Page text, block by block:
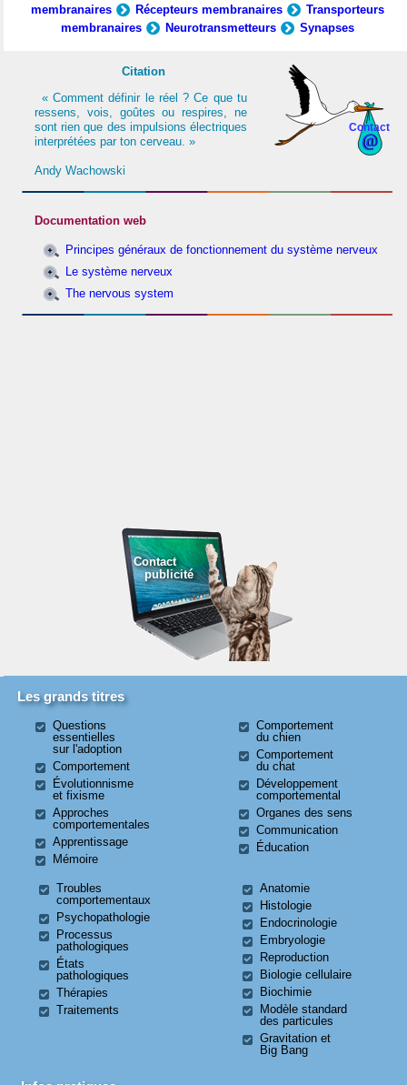
membranaires
Récepteurs membranaires
Transporteurs
membranaires
Neurotransmetteurs Synapses
Contact
Citation
« Comment définir le réel ? Ce que tu
ressens, vois, goûtes ou respires, ne
sont rien que des impulsions électriques
interprétées par ton cerveau. »
Andy Wachowski
Documentation web
Principes généraux de fonctionnement du système nerveux
Le système nerveux
The nervous system
Contact
publicité
Les grands titres
Questions
essentielles
sur l'adoption
Comportement
Évolutionnisme
et fixisme
Approches
comportementales
Apprentissage
Mémoire
Comportement
du chien
Comportement
du chat
Développement
comportemental
Organes des sens
Communication
Éducation
Troubles
comportementaux
Psychopathologie
Processus
pathologiques
États
pathologiques
Thérapies
Traitements
Anatomie
Histologie
Endocrinologie
Embryologie
Reproduction
Biologie cellulaire
Biochimie
Modèle standard
des particules
Gravitation et
Big Bang